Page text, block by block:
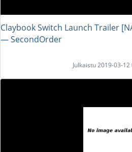
Claybook Switch Launch Trailer
― SecondOrder
Julkaistu 2019-03-